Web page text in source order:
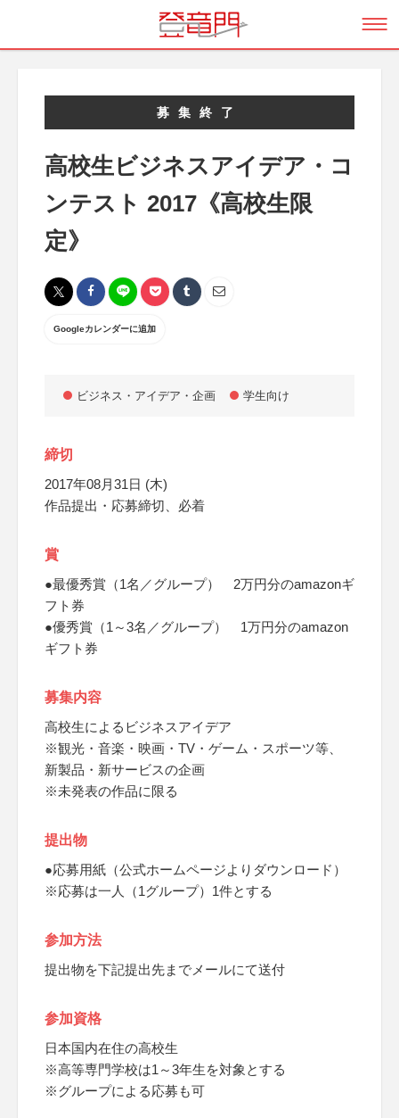
募集終了
高校生ビジネスアイデア・コ
ンテスト 2017《高校生限
定》
Googleカレンダーに追加
ビジネス・アイデア・企画 学生向け
締切
2017年08月31日 (木)
作品提出・応募締切、必着
賞
●最優秀賞（1名／グループ） 2万円分のamazonギ
フト券
●優秀賞（1～3名／グループ） 1万円分のamazon
ギフト券
募集内容
高校生によるビジネスアイデア
※観光・音楽・映画・TV・ゲーム・スポーツ等、
新製品・新サービスの企画
※未発表の作品に限る
提出物
●応募用紙（公式ホームページよりダウンロード）
※応募は一人（1グループ）1件とする
参加方法
提出物を下記提出先までメールにて送付
参加資格
日本国内在住の高校生
※高等専門学校は1～3年生を対象とする
※グループによる応募も可